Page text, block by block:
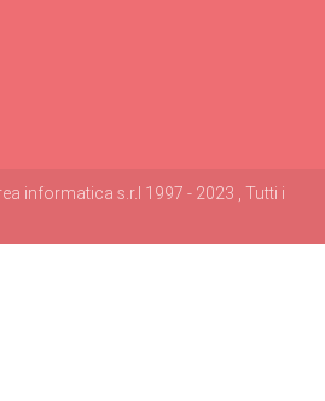
informatica s.r.l 1997 - 2023 , Tutti i